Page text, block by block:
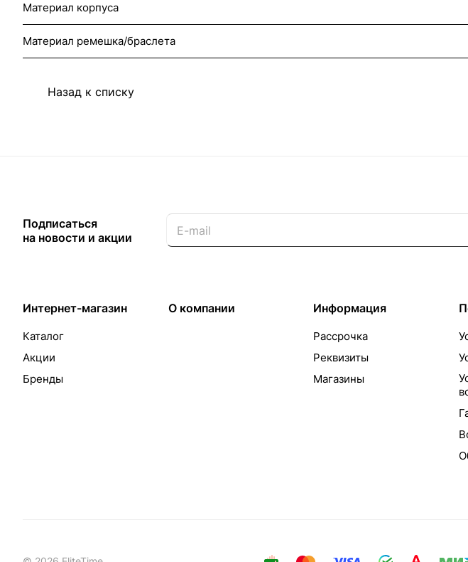
Материал корпуса
Материал ремешка/браслета
Назад к списку
Подписаться
на новости и акции
Интернет-магазин
Каталог
Акции
Бренды
О компании Информация
Рассрочка
Реквизиты
Магазины